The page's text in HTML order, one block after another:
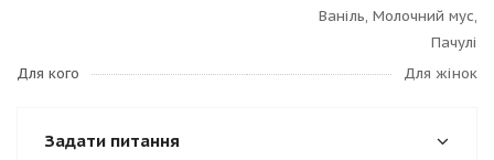
Ваніль, Молочний мус,
Пачулі
Для кого
Для жінок
Задати питання